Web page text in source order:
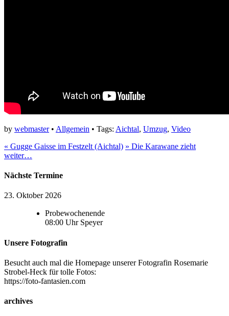
by webmaster• Allgemein • Tags: Aichtal, Umzug, Video
« Gugge Gaisse im Festzelt (Aichtal) » Die Karawane zieht
weiter…
Nächste Termine
23. Oktober 2026
Probewochenende
08:00 Uhr Speyer
Unsere Fotografin
Besucht auch mal die Homepage unserer Fotografin Rosemarie
Strobel-Heck für tolle Fotos:
https://foto-fantasien.com
archives